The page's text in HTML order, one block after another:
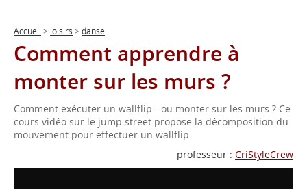
Accueil > loisirs > danse
Comment apprendre à
monter sur les murs ?
Comment exécuter un wallflip - ou monter sur les murs ? Ce
cours vidéo sur le jump street propose la décomposition du
mouvement pour effectuer un wallflip.
professeur : CriStyleCrew